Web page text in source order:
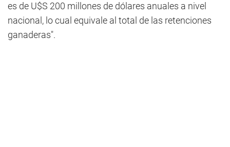
es de U$S 200 millones de dólares anuales a nivel
nacional, lo cual equivale al total de las retenciones
ganaderas".